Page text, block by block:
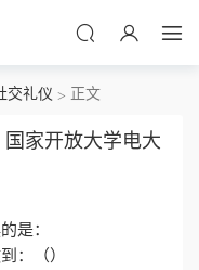
交礼仪 正文
国家开放大学电大
是：
：（）